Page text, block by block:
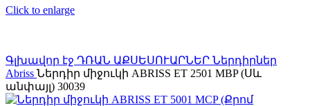
Click to enlarge
Գլխավոր էջ ԴՌԱՆ ԱՔՍԵՍՈՒԱՐՆԵՐ Ներդիրներ
Abriss Ներդիր միջուկի ABRISS ET 2501 MBP (Սև
անփայլ) 30039